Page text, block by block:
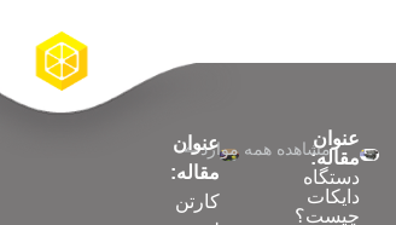
مشاهده همه مواردعنوان
مقاله:
دستگاه
دایکات
چیست؟
عنوان
مقاله:
کارتن